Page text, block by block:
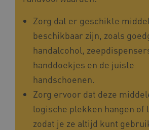
Zorg dat er geschikte
beschikbaar zijn, zoals
handalcohol,
handdoekjes en de juiste
handschoenen.
Zorg ervoor dat deze
logische plekken hangen of
zodat je ze altijd kunt
Naam Provider/
_ga
Google LLC
Naam Provider
FPID